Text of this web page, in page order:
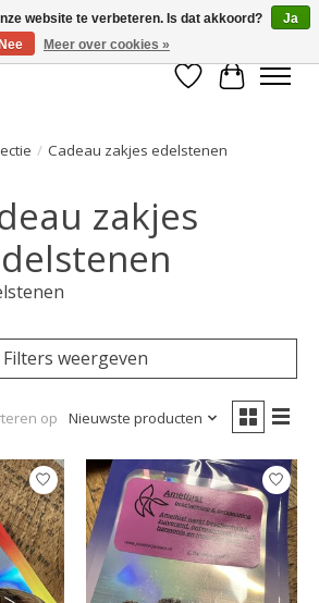
Verlanglijst
/ Cadeau zakjes edelstenen
zakjes
Filters weergeven
op Nieuwste producten
website te verbeteren. Is dat akkoord?
Ja
Nee
Meer over cookies »